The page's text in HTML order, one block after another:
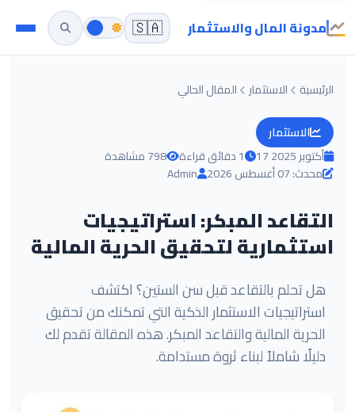
مدونة المال والاستثمار 🇸🇦
الرئيسية الاستثمار المقال الحالي
الاستثمار
17 أكتوبر 2025
1 دقائق قراءة
798 مشاهدة
محدث: 07 أغسطس 2026
Admin
التقاعد المبكر: استراتيجيات
استثمارية لتحقيق الحرية المالية
هل تحلم بالتقاعد قبل سن الستين؟ اكتشف
استراتيجيات الاستثمار الذكية التي تمكنك من تحقيق
الحرية المالية والتقاعد المبكر. هذه المقالة تقدم لك
دليلًا شاملاً لبناء ثروة مستدامة.